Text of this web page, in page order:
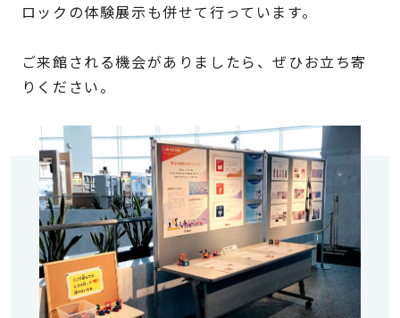
ロックの体験展示も併せて行っています。
ご来館される機会がありましたら、ぜひお立ち寄
りください。